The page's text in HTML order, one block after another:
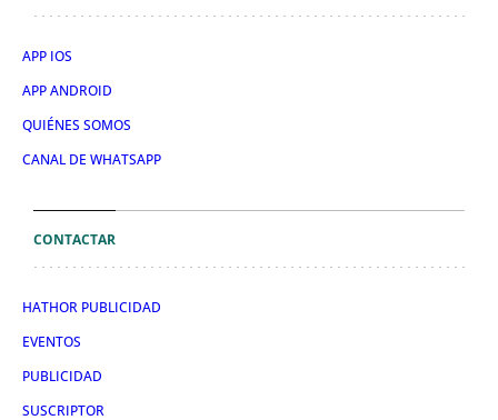
APP IOS
APP ANDROID
QUIÉNES SOMOS
CANAL DE WHATSAPP
CONTACTAR
HATHOR PUBLICIDAD
EVENTOS
PUBLICIDAD
SUSCRIPTOR